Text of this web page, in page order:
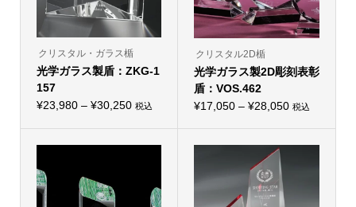
クリスタル・ガラス楯
光学ガラス製盾：ZKG-1
157
¥23,980 – ¥30,250価
¥30,250
税込
の
品
は
複
数
クリスタル2D楯
光学ガラス製2D彫刻表彰
盾：VOS.462
¥17,050 – ¥28,050価税込
の
複